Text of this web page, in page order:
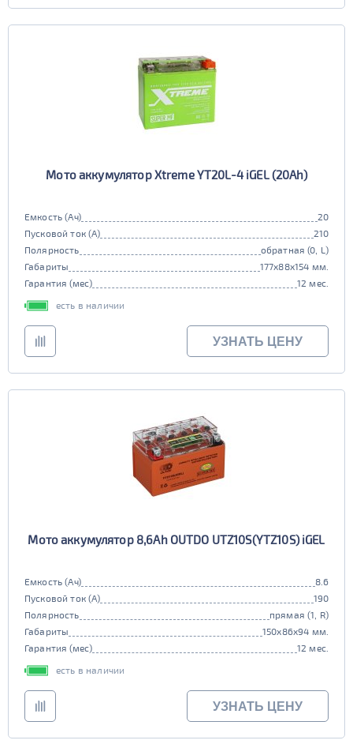
Мото аккумулятор Xtreme YT20L-4 iGEL (20Ah)
Емкость (Ач)
20
Пусковой ток (А)
210
Полярность
обратная (0, L)
Габариты
177x88x154 мм.
Гарантия (мес)
12 мес.
есть в наличии
УЗНАТЬ ЦЕНУ
Мото аккумулятор 8,6Ah OUTDO UTZ10S(YTZ10S) iGEL
Емкость (Ач)
8.6
Пусковой ток (А)
190
Полярность
прямая (1, R)
Габариты
150x86x94 мм.
Гарантия (мес)
12 мес.
есть в наличии
УЗНАТЬ ЦЕНУ